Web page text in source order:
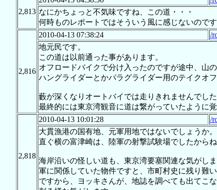
2,813 なにかちょっと不気味ですね、この道・・・
何時ものレポートではそういう風に感じないので
2,816
2010-04-13 07:38:24
/
地元民です。
この道は以前通った事があります。
オフロードバイクで分け入ったのですが途中、山
ハングライダーとかパラグライダー用のテイクオ
藪が深くなりオートバイでは走りきれませんでし
最終的には東京湾観音に道は繋がっていたように
2,818
2010-04-13 10:01:28
/
大貫漁港の国有地、元軍用地ではないでしょうか。
直ぐ横の富津崎は、陸軍の射撃試験場でしたから
海岸沿いの怪しい道も、東京湾要塞関連な気がし
軍に関係していた物件ですと、市町村史に残り難い
ですから、ヨッキさんが、地誌を調べても出てこ